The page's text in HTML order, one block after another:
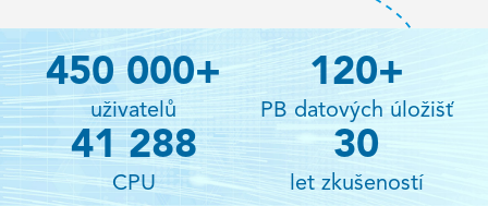
450 000+
uživatelů
120+
PB datových úložišť
41 288
CPU
30
let zkušeností